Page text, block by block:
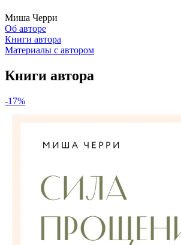
Миша Черри
Об авторе
Книги автора
Материалы с автором
Книги автора
-17%